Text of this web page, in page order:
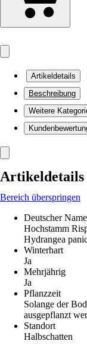
Artikeldetails
Beschreibung
Weitere
Artikeldetails
Bereich überspringen
Deutscher Name
Hochstamm
Hydrangea
Winterhart
Ja
Mehrjährig
Ja
Pflanzzeit
Solange der
ausgepflanzt
Standort
Halbschatten